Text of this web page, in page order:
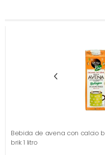
Bebida de avena con calcio
brik 1 litro